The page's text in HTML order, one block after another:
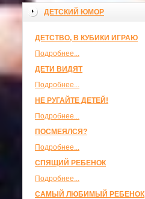
ДЕТСКИЙ ЮМОР
ДЕТСТВО, В КУБИКИ ИГРАЮ
Подробнее...
ДЕТИ ВИДЯТ
Подробнее...
НЕ РУГАЙТЕ ДЕТЕЙ!
Подробнее...
ПОСМЕЯЛСЯ?
Подробнее...
СПЯЩИЙ РЕБЕНОК
Подробнее...
САМЫЙ ЛЮБИМЫЙ РЕБЕНОК